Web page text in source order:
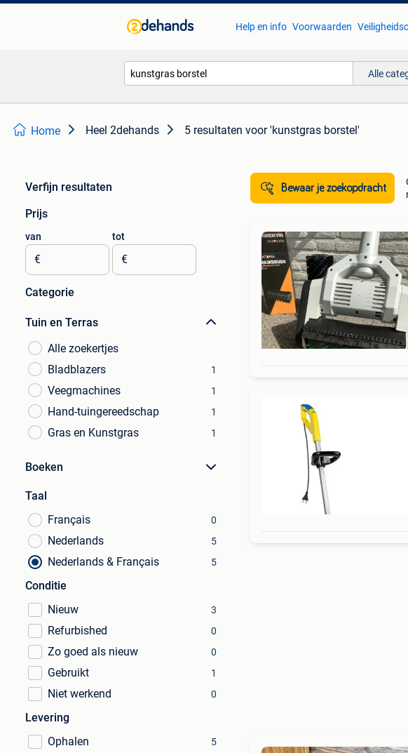
Help en info Voorwaarden
Alle
Home Heel 2dehands 5 resultaten voor 'kunstgras borstel'
Verfijn resultaten
Prijs
van
€
tot
€
Categorie
Tuin en Terras
Alle zoekertjes
Bladblazers
1
Veegmachines 1
Hand-tuingereedschap 1
Gras en Kunstgras 1
Boeken
Taal
Français
0
Nederlands 5
Nederlands & Français 5
Conditie
Nieuw
3
Refurbished 0
Zo goed als nieuw 0
Gebruikt 1
Niet werkend 0
Levering
Ophalen
5
Bewaar je zoekopdracht